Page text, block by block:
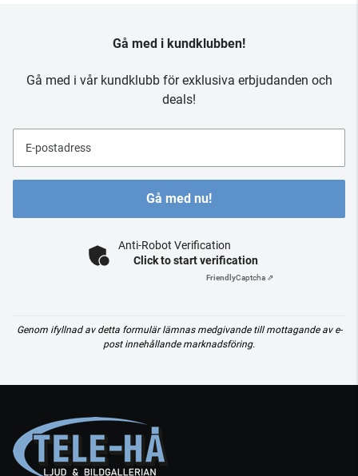
Gå med i kundklubben!
Gå med i vår kundklubb för exklusiva erbjudanden och
deals!
E-postadress
Gå med nu!
Anti-Robot Verification
Click to start verification
FriendlyCaptcha ⇗
Genom ifyllnad av detta formulär lämnas medgivande till mottagande av e-
post innehållande marknadsföring.